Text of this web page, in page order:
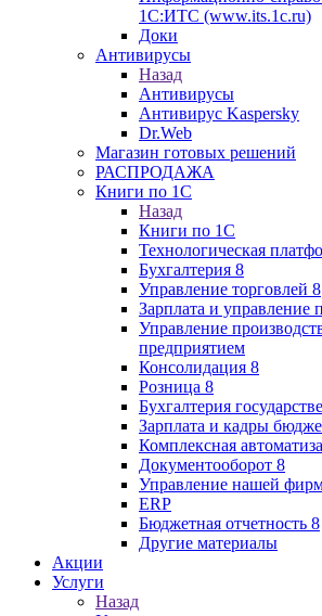
1С:ИТС (www.its.1c.ru)
Доки
Антивирусы
Назад
Антивирусы
Антивирус Kaspersky
Dr.Web
Магазин готовых решений
РАСПРОДАЖА
Книги по 1С
Назад
Книги по 1С
Технологическая
Бухгалтерия 8
Управление торговлей 8
Зарплата и управление
Управление
предприятием
Консолидация 8
Розница 8
Бухгалтерия
Зарплата и кадры
Комплексная
Документооборот 8
Управление нашей
ERP
Бюджетная отчетность 8
Другие материалы
Акции
Услуги
Назад